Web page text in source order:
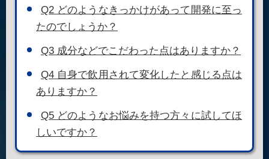
Q2 どのようなきっかけがあって開発に至っ
たのでしょうか？
Q3 成分などでこだわった点はありますか？
Q4 自身で飲用されて変化したと感じる点は
ありますか？
Q5 どのようなお悩みを持つ方々に試してほ
しいですか？